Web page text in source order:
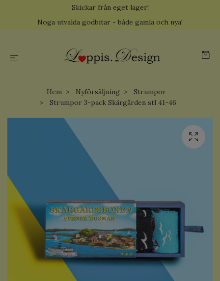
Skickar från eget lager!
Noga utvalda godbitar - både gamla och nya!
Hem Nyförsäljning
Strumpor
Strumpor 3-pack Skärgården stl 41-46